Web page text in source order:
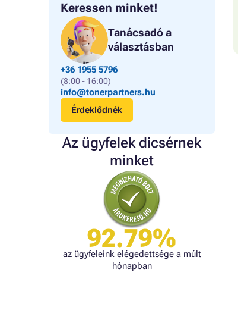
Keressen minket!
Tanácsadó a
választásban
+36 1955 5796
(8:00 - 16:00)
info@tonerpartners.hu
Érdeklődnék
Az ügyfelek dicsérnek
minket
92.79%
az ügyfeleink elégedettsége a múlt
hónapban